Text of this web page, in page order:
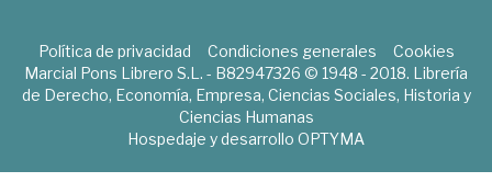
Política de privacidad Condiciones generales
Cookies
Marcial Pons Librero S.L. - B82947326 © 1948 - 2018. Librería
de Derecho, Economía, Empresa, Ciencias Sociales, Historia y
Ciencias Humanas
Hospedaje y desarrollo OPTYMA